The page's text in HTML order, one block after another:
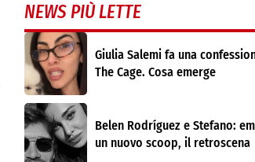
NEWS PIÙ LETTE
Giulia Salemi fa una
The Cage. Cosa emerge
Belen Rodríguez e Stefano:
un nuovo scoop, il retroscena